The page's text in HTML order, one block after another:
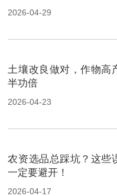
2026-04-29
土壤改良做对，作物高
半功倍
2026-04-23
农资选品总踩坑？这些
一定要避开！
2026-04-17